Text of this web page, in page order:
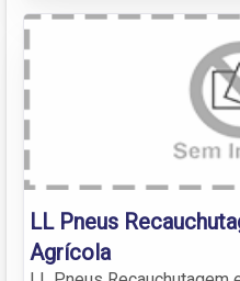
LL Pneus
Agrícola